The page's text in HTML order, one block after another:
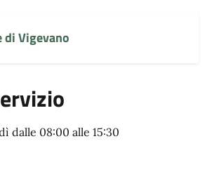
di Vigevano
dalle 08:00 alle 15:30